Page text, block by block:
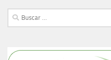
Buscar: